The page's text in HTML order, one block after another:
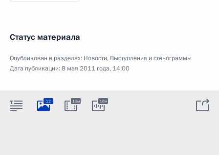
Статус материала
Опубликован в разделах: Новости, Выступления и стенограммы
Дата публикации:8 мая 2011 года, 14:00
12 10м 10м